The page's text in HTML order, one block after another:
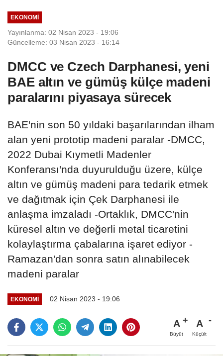
EKONOMI
Yayınlanma: 02 Nisan 2023 - 19:06
Güncelleme: 03 Nisan 2023 - 16:14
DMCC ve Czech Darphanesi, yeni
BAE altın ve gümüş külçe madeni
paralarını piyasaya sürecek
BAE'nin son 50 yıldaki başarılarından ilham
alan yeni prototip madeni paralar -DMCC,
2022 Dubai Kıymetli Madenler
Konferansı'nda duyurulduğu üzere, külçe
altın ve gümüş madeni para tedarik etmek
ve dağıtmak için Çek Darphanesi ile
anlaşma imzaladı -Ortaklık, DMCC'nin
küresel altın ve değerli metal ticaretini
kolaylaştırma çabalarına işaret ediyor -
Ramazan'dan sonra satın alınabilecek
madeni paralar
EKONOMI 02 Nisan 2023 - 19:06
A
Büyüt
A
Küçült